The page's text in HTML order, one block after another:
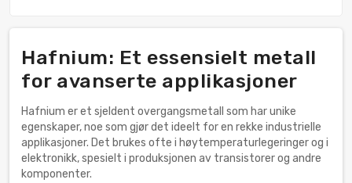
Hafnium: Et essensielt metall
for avanserte applikasjoner
Hafnium er et sjeldent overgangsmetall som har unike
egenskaper, noe som gjør det ideelt for en rekke industrielle
applikasjoner. Det brukes ofte i høytemperaturlegeringer og i
elektronikk, spesielt i produksjonen av transistorer og andre
komponenter.